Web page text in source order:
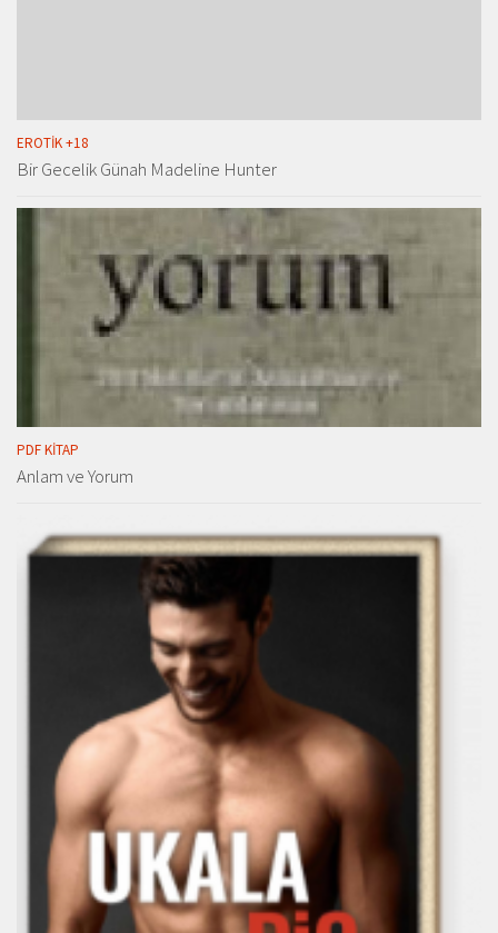
EROTIK +18
Bir Gecelik Günah Madeline Hunter
PDF KITAP
Anlam ve Yorum